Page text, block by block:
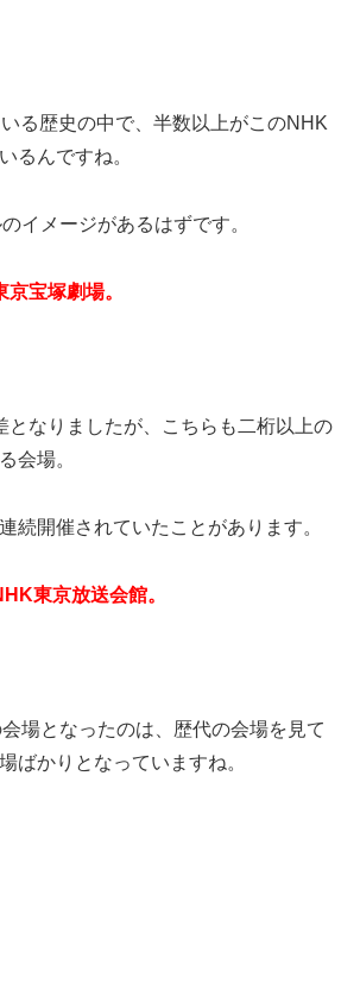
る歴史の中で、半数以上がこのNHK
るんですね。
イメージがあるはずです。
宝塚劇場。
となりましたが、こちらも二桁以上の
会場。
続開催されていたことがあります。
東京放送会館。
場となったのは、歴代の会場を見て
ばかりとなっていますね。